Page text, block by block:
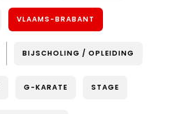
VLAAMS-BRABANT
BIJSCHOLING / OPLEIDING
G-KARATE STAGE